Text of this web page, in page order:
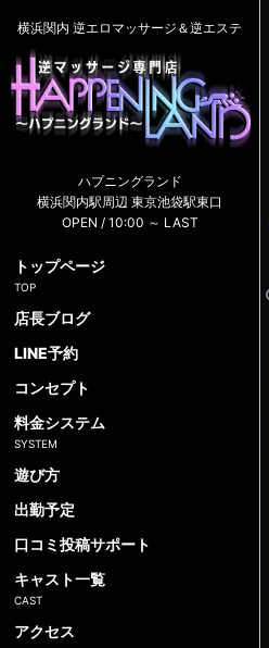
横浜関内 逆エロマッサージ＆逆エステ
ハプニングランド
横浜関内駅周辺 東京池袋駅東口
OPEN / 10:00 ～ LAST
トップページ
店長ブログ
LINE予約
コンセプト
料金システム
遊び方
出勤予定
口コミ投稿サポート
キャスト一覧
アクセス